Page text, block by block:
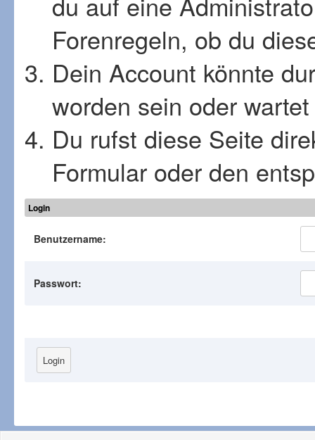
Forenregeln, ob du
Dein Account könnte
worden sein oder
Du rufst diese Seite
Formular oder den
Login
Benutzername:
Passwort: